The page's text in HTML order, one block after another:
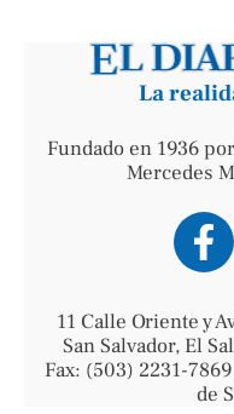
La
Fundado en 1936
Mercedes
11 Calle Oriente y
San Salvador, El
Fax: (503) 2231-
de